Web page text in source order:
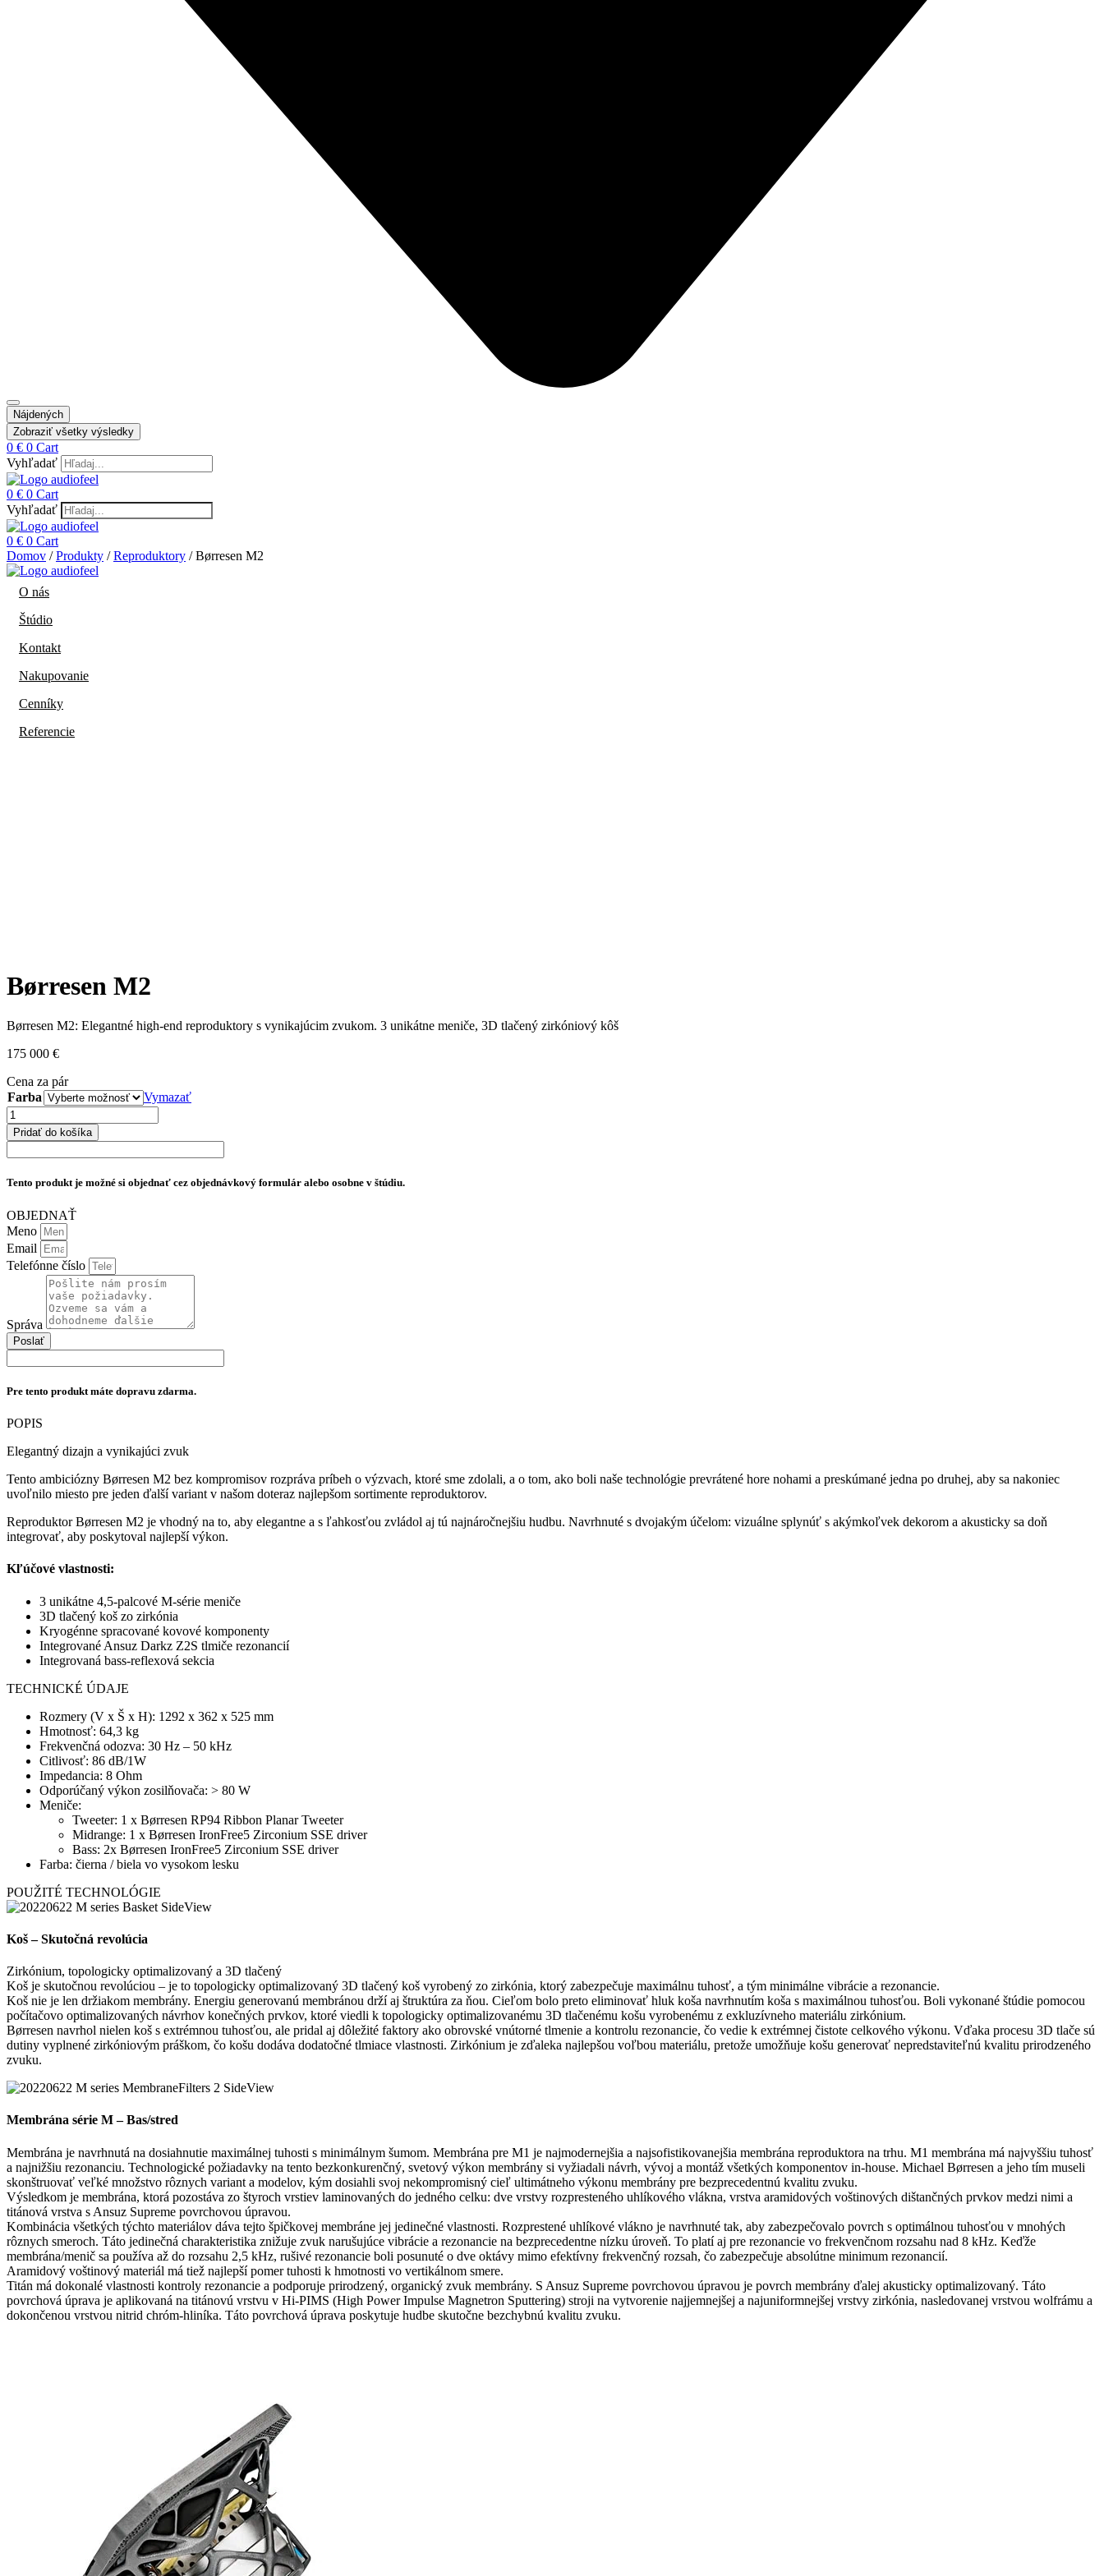
Nájdených
Zobraziť všetky výsledky
0 € 0 Cart
Vyhľadať
0 € 0 Cart
Vyhľadať
0 € 0 Cart
Domov /Produkty /Reproduktory / Børresen M2
O nás
Štúdio
Kontakt
Nakupovanie
Cenníky
Referencie
Børresen M2
Børresen M2: Elegantné high-end reproduktory s vynikajúcim zvukom. 3 unikátne meniče, 3D tlačený zirkóniový kôš
175 000 €
Cena za pár
Farba
Vymazať
množstvo
Børresen
M2
Pridať do košíka
Tento produkt je možné si objednať cez objednávkový formulár alebo osobne v štúdiu.
OBJEDNAŤ
Meno
Email
Telefónne číslo
Správa
Poslať
Pre tento produkt máte dopravu zdarma.
POPIS
Elegantný dizajn a vynikajúci zvuk
Tento ambiciózny Børresen M2 bez kompromisov rozpráva príbeh o výzvach, ktoré sme zdolali, a o tom, ako boli naše technológie prevrátené hore nohami a preskúmané jedna po druhej, aby sa nakoniec
uvoľnilo miesto pre jeden ďalší variant v našom doteraz najlepšom sortimente reproduktorov.
Reproduktor Børresen M2 je vhodný na to, aby elegantne a s ľahkosťou zvládol aj tú najnáročnejšiu hudbu. Navrhnuté s dvojakým účelom: vizuálne splynúť s akýmkoľvek dekorom a akusticky sa doň
integrovať, aby poskytoval najlepší výkon.
Kľúčové vlastnosti:
3 unikátne 4,5-palcové M-série meniče
3D tlačený koš zo zirkónia
Kryogénne spracované kovové komponenty
Integrované Ansuz Darkz Z2S tlmiče rezonancií
Integrovaná bass-reflexová sekcia
TECHNICKÉ ÚDAJE
Rozmery (V x Š x H): 1292 x 362 x 525 mm
Hmotnosť: 64,3 kg
Frekvenčná odozva: 30 Hz – 50 kHz
Citlivosť: 86 dB/1W
Impedancia: 8 Ohm
Odporúčaný výkon zosilňovača: > 80 W
Meniče:
Tweeter: 1 x Børresen RP94 Ribbon Planar Tweeter
Midrange: 1 x Børresen IronFree5 Zirconium SSE driver
Bass: 2x Børresen IronFree5 Zirconium SSE driver
Farba: čierna / biela vo vysokom lesku
POUŽITÉ TECHNOLÓGIE
Koš – Skutočná revolúcia
Zirkónium, topologicky optimalizovaný a 3D tlačený
Koš je skutočnou revolúciou – je to topologicky optimalizovaný 3D tlačený koš vyrobený zo zirkónia, ktorý zabezpečuje maximálnu tuhosť, a tým minimálne vibrácie a rezonancie.
Koš nie je len držiakom membrány. Energiu generovanú membránou drží aj štruktúra za ňou. Cieľom bolo preto eliminovať hluk koša navrhnutím koša s maximálnou tuhosťou. Boli vykonané štúdie pomocou
počítačovo optimalizovaných návrhov konečných prvkov, ktoré viedli k topologicky optimalizovanému 3D tlačenému košu vyrobenému z exkluzívneho materiálu zirkónium.
Børresen navrhol nielen koš s extrémnou tuhosťou, ale pridal aj dôležité faktory ako obrovské vnútorné tlmenie a kontrolu rezonancie, čo vedie k extrémnej čistote celkového výkonu. Vďaka procesu 3D tlače sú
dutiny vyplnené zirkóniovým práškom, čo košu dodáva dodatočné tlmiace vlastnosti. Zirkónium je zďaleka najlepšou voľbou materiálu, pretože umožňuje košu generovať nepredstaviteľnú kvalitu prirodzeného
zvuku.
Membrána série M – Bas/stred
Membrána je navrhnutá na dosiahnutie maximálnej tuhosti s minimálnym šumom. Membrána pre M1 je najmodernejšia a najsofistikovanejšia membrána reproduktora na trhu. M1 membrána má najvyššiu tuhosť
a najnižšiu rezonanciu. Technologické požiadavky na tento bezkonkurenčný, svetový výkon membrány si vyžiadali návrh, vývoj a montáž všetkých komponentov in-house. Michael Børresen a jeho tím museli
skonštruovať veľké množstvo rôznych variant a modelov, kým dosiahli svoj nekompromisný cieľ ultimátneho výkonu membrány pre bezprecedentnú kvalitu zvuku.
Výsledkom je membrána, ktorá pozostáva zo štyroch vrstiev laminovaných do jedného celku: dve vrstvy rozpresteného uhlíkového vlákna, vrstva aramidových voštinových dištančných prvkov medzi nimi a
titánová vrstva s Ansuz Supreme povrchovou úpravou.
Kombinácia všetkých týchto materiálov dáva tejto špičkovej membráne jej jedinečné vlastnosti. Rozprestené uhlíkové vlákno je navrhnuté tak, aby zabezpečovalo povrch s optimálnou tuhosťou v mnohých
rôznych smeroch. Táto jedinečná charakteristika znižuje zvuk narušujúce vibrácie a rezonancie na bezprecedentne nízku úroveň. To platí aj pre rezonancie vo frekvenčnom rozsahu nad 8 kHz. Keďže
membrána/menič sa používa až do rozsahu 2,5 kHz, rušivé rezonancie boli posunuté o dve oktávy mimo efektívny frekvenčný rozsah, čo zabezpečuje absolútne minimum rezonancií.
Aramidový voštinový materiál má tiež najlepší pomer tuhosti k hmotnosti vo vertikálnom smere.
Titán má dokonalé vlastnosti kontroly rezonancie a podporuje prirodzený, organický zvuk membrány. S Ansuz Supreme povrchovou úpravou je povrch membrány ďalej akusticky optimalizovaný. Táto
povrchová úprava je aplikovaná na titánovú vrstvu v Hi-PIMS (High Power Impulse Magnetron Sputtering) stroji na vytvorenie najjemnejšej a najuniformnejšej vrstvy zirkónia, nasledovanej vrstvou wolfrámu a
dokončenou vrstvou nitrid chróm-hliníka. Táto povrchová úprava poskytuje hudbe skutočne bezchybnú kvalitu zvuku.